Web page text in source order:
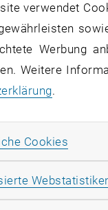
26
APR. 27
26
–
verwendet
Werbung
Weitere
.
Cookies